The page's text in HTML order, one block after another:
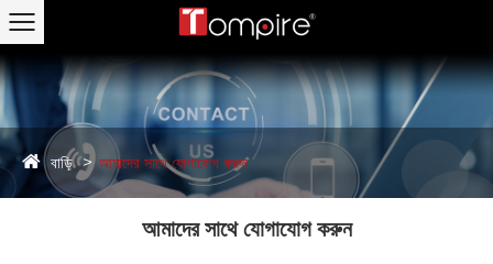
বাড়ি আমাদের সাথে যোগাযোগ করুন
আমাদের সাথে যোগাযোগ করুন